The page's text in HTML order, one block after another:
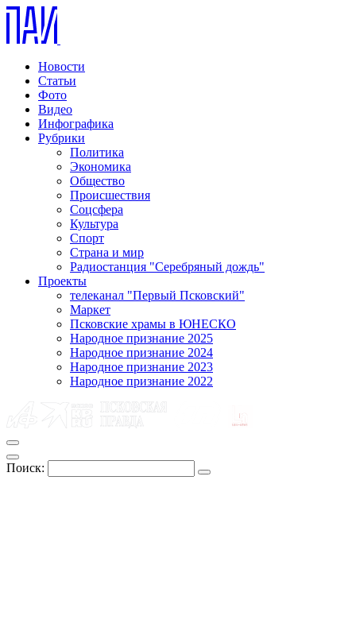
Новости
Статьи
Фото
Видео
Инфографика
Рубрики
Политика
Экономика
Общество
Происшествия
Соцсфера
Культура
Спорт
Страна и мир
Радиостанция "Серебряный дождь"
Проекты
телеканал "Первый Псковский"
Маркет
Псковские храмы в ЮНЕСКО
Народное признание 2025
Народное признание 2024
Народное признание 2023
Народное признание 2022
Поиск: